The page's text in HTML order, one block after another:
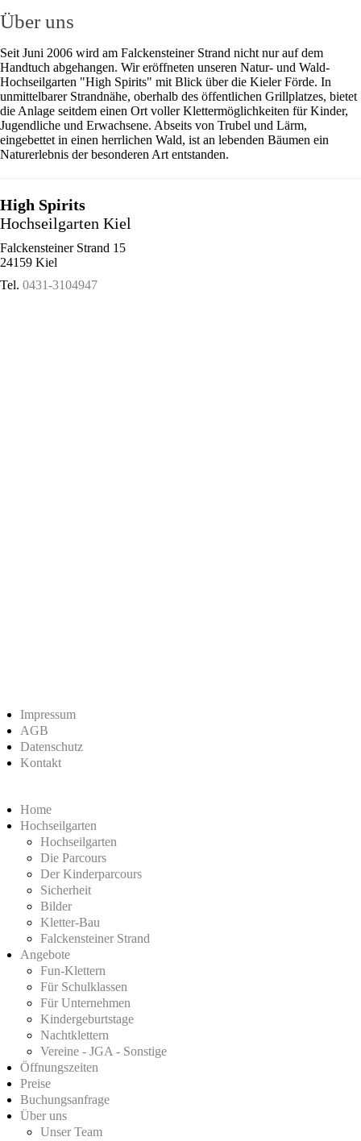
Über uns
Seit Juni 2006 wird am Falckensteiner Strand nicht nur auf dem
Handtuch abgehangen. Wir eröffneten unseren Natur- und Wald-
Hochseilgarten "High Spirits" mit Blick über die Kieler Förde. In
unmittelbarer Strandnähe, oberhalb des öffentlichen Grillplatzes, bietet
die Anlage seitdem einen Ort voller Klettermöglichkeiten für Kinder,
Jugendliche und Erwachsene. Abseits von Trubel und Lärm,
eingebettet in einen herrlichen Wald, ist an lebenden Bäumen ein
Naturerlebnis der besonderen Art entstanden.
High Spirits
Hochseilgarten Kiel
Falckensteiner Strand 15
24159 Kiel
Tel. 0431-3104947
Impressum
AGB
Datenschutz
Kontakt
Home
Hochseilgarten
Hochseilgarten
Die Parcours
Der Kinderparcours
Sicherheit
Bilder
Kletter-Bau
Falckensteiner Strand
Angebote
Fun-Klettern
Für Schulklassen
Für Unternehmen
Kindergeburtstage
Nachtklettern
Vereine - JGA - Sonstige
Öffnungszeiten
Preise
Buchungsanfrage
Über uns
Unser Team